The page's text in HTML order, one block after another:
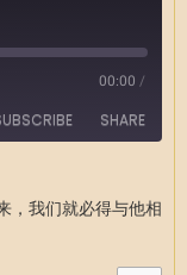
00:00 /
SHARE
，我们就必得与他相